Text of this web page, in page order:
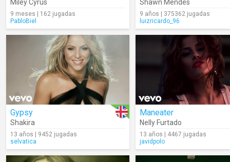
Miley Cyrus
9 meses | 162 jugadas
PabloBiel
Shawn Mendes
9 años | 375362 jugadas
luizricardo_96
Gypsy
Shakira
13 años | 9452 jugadas
selvatica
Maneater
Nelly Furtado
13 años | 4467 jugadas
javidpolo